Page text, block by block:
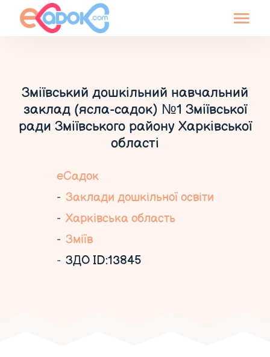
Зміївський дошкільний навчальний
заклад (ясла-садок) №1 Зміївської
ради Зміївського району Харківської
області
еСадок
Заклади дошкільної освіти
Харківська область
Зміїв
ЗДО ID:13845